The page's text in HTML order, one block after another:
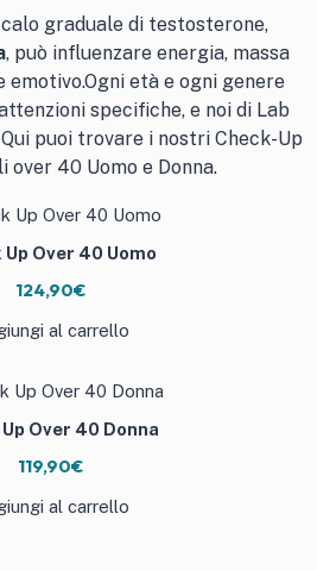
calo graduale di testosterone,
, può influenzare energia, massa
emotivo.Ogni età e ogni genere
specifiche, e noi di Lab
puoi trovare i nostri Check-Up
over 40 Uomo e Donna.
Up Over 40 Uomo
124,90€
al carrello
Over 40 Donna
119,90€
al carrello